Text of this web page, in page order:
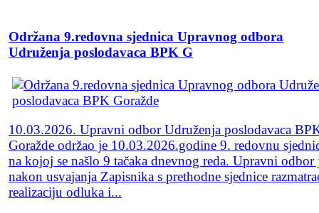
Održana 9.redovna sjednica Upravnog odbora
Udruženja poslodavaca BPK G
10.03.2026. Upravni odbor Udruženja poslodavaca
Goražde održao je 10.03.2026.godine 9. redovnu
na kojoj se našlo 9 tačaka dnevnog reda. Upravni odbor
nakon usvajanja Zapisnika s prethodne sjednice
realizaciju odluka i...